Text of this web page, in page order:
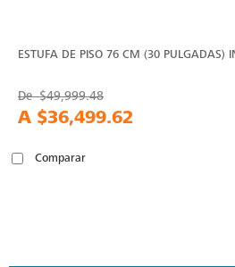
ESTUFA DE PISO 76 CM (30 PULGADAS)
De$49,999.48
A $36,499.62
Comparar